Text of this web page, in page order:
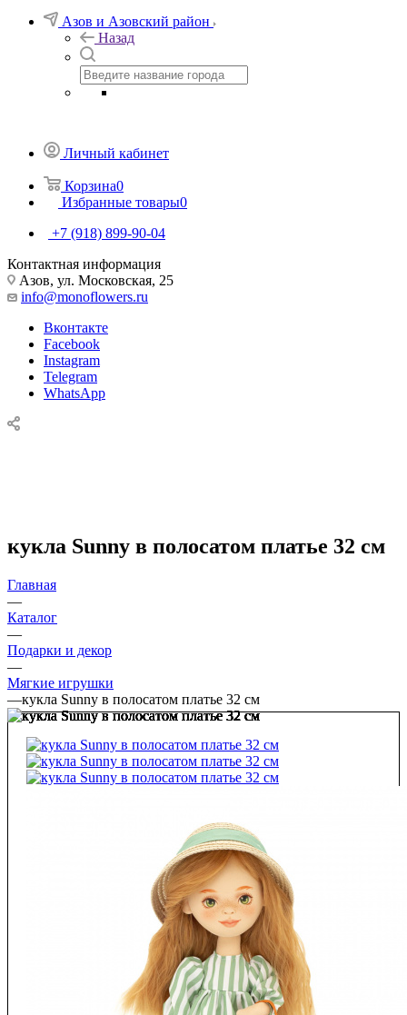
Азов и Азовский район
Назад
Личный кабинет
Корзина0
Избранные товары0
+7 (918) 899-90-04
Контактная информация
Азов, ул. Московская, 25
info@monoflowers.ru
Вконтакте
Facebook
Instagram
Telegram
WhatsApp
кукла Sunny в полосатом платье 32 см
Главная
—
Каталог
—
Подарки и декор
—
Мягкие игрушки
—кукла Sunny в полосатом платье 32 см